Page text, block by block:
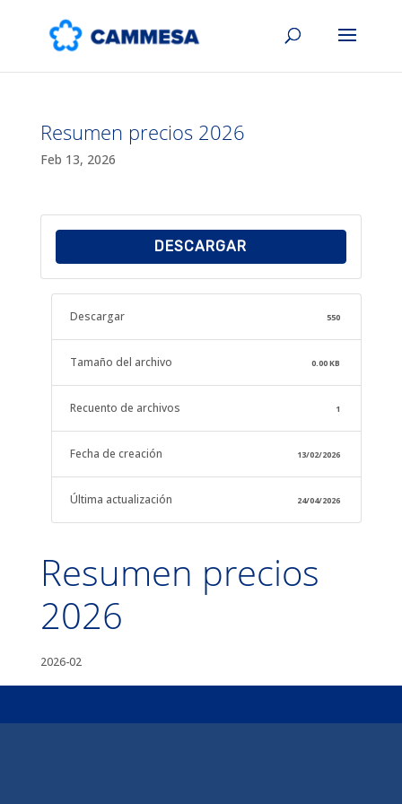
Resumen precios 2026
Feb 13, 2026
DESCARGAR
Descargar 550
Tamaño del archivo 0.00 KB
Recuento de archivos 1
Fecha de creación 13/02/2026
Última actualización 24/04/2026
Resumen precios
2026
2026-02